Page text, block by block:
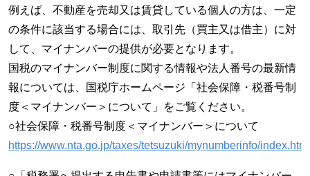
例えば、不動産を売却又は賃貸している個人の方は、一定
の条件に該当する場合には、取引先（買主又は借主）に対
して、マイナンバーの提供が必要となります。
国税のマイナンバー制度に関する情報や法人番号の最新情
報については、国税庁ホームページ「社会保障・税番号制
度＜マイナンバー＞について」をご覧ください。
○社会保障・税番号制度＜マイナンバー＞について
https://www.nta.go.jp/taxes/tetsuzuki/mynumberinfo/index.htm